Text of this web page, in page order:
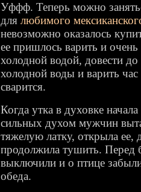
Уффф. Теперь можно
для любимого
невозможно оказалось
ее пришлось варить и
холодной водой, довести до
холодной воды и варить
сварится.
Когда утка в духовке
сильных духом мужчин
тяжелую латку, открыла ее,
продолжила тушить. Перед
выключили и о птице
обеда.